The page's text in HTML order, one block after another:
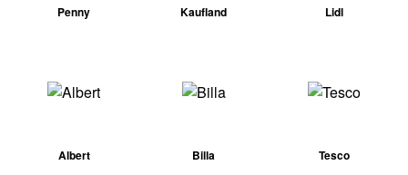
Penny Kaufland Lidl
Albert Billa Tesco